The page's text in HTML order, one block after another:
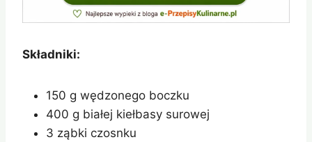
Składniki:
150 g wędzonego boczku
400 g białej kiełbasy surowej
3 ząbki czosnku